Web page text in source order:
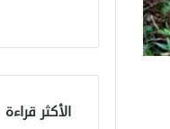
الأكثر قراءة